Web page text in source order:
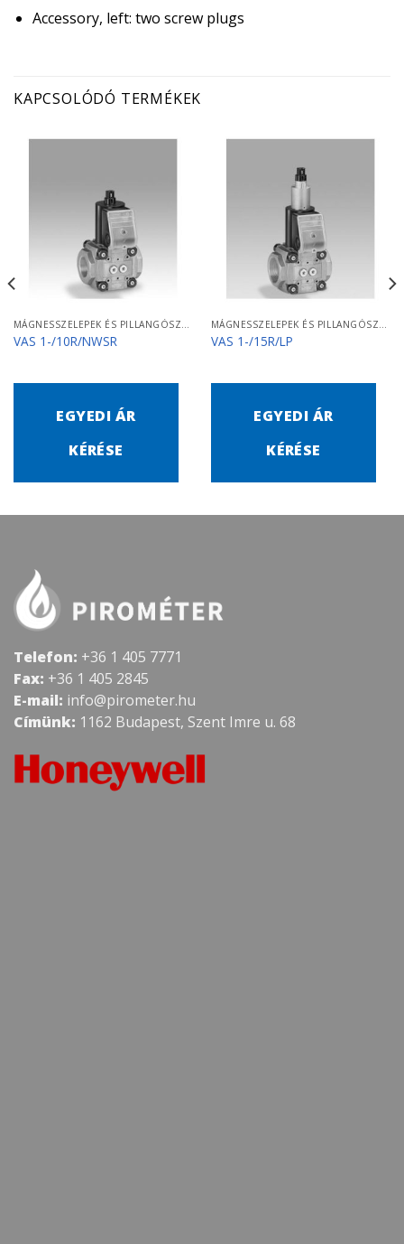
Accessory, left: two screw plugs
KAPCSOLÓDÓ TERMÉKEK
MÁGNESSZELEPEK ÉS PILLANGÓSZELEPEK
VAS 1-/10R/NWSR
EGYEDI ÁR
KÉRÉSE
MÁGNESSZELEPEK ÉS PILLANGÓSZELEPEK
VAS 1-/15R/LP
EGYEDI ÁR
KÉRÉSE
Telefon: +36 1 405 7771
Fax: +36 1 405 2845
E-mail: info@pirometer.hu
Címünk: 1162 Budapest, Szent Imre u. 68